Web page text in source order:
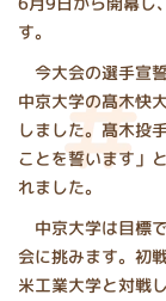
す。
今大会の選手宣
中京大学の髙木快
しました。髙木投
ことを誓います」
れました。
中京大学は目標
会に挑みます。初
米工業大学と対戦